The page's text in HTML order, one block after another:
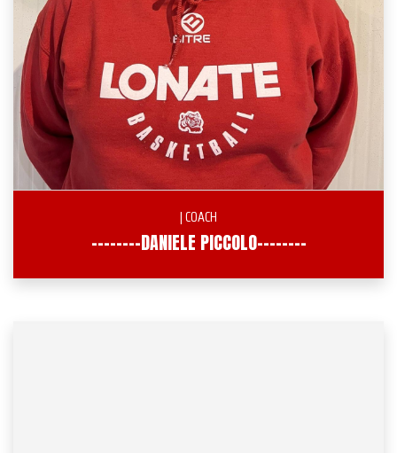
| COACH
--------DANIELE PICCOLO--------